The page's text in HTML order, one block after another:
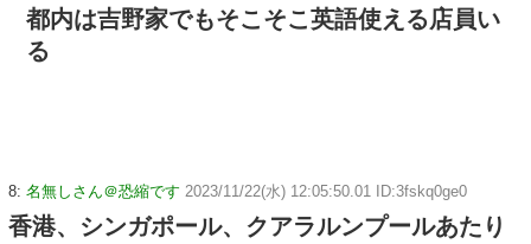
都内は吉野家でもそこそこ英語使える店員い
る
8: 名無しさん＠恐縮です 2023/11/22(水) 12:05:50.01 ID:3fskq0ge0
香港、シンガポール、クアラルンプールあたり